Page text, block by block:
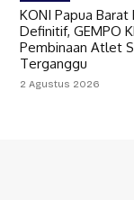
KONI Papua Barat
Definitif, GEMPO
Pembinaan Atlet
Terganggu
2 Agustus 2026